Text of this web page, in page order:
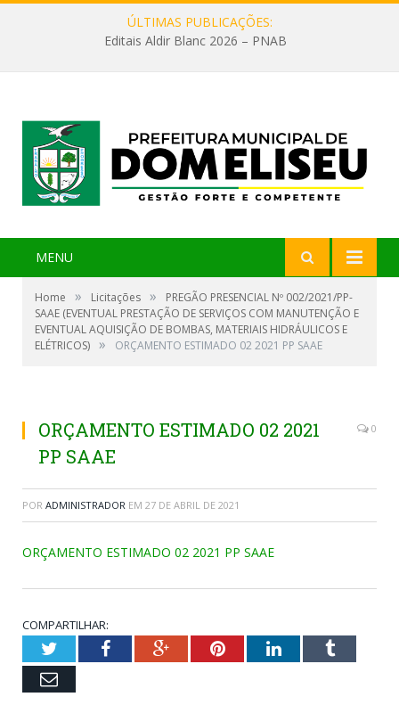
ÚLTIMAS PUBLICAÇÕES:
Editais Aldir Blanc 2026 – PNAB
MENU
Home » Licitações »
PREGÃO PRESENCIAL Nº 002/2021/PP-
SAAE (EVENTUAL PRESTAÇÃO DE SERVIÇOS COM MANUTENÇÃO E
EVENTUAL AQUISIÇÃO DE BOMBAS, MATERIAIS HIDRÁULICOS E
ELÉTRICOS) » ORÇAMENTO ESTIMADO 02 2021 PP SAAE
ORÇAMENTO ESTIMADO 02 2021
PP SAAE
0
POR ADMINISTRADOR EM 27 DE ABRIL DE 2021
ORÇAMENTO ESTIMADO 02 2021 PP SAAE
COMPARTILHAR:
TwitterFacebookGoogle+PinterestLinkedInTumblr
Email